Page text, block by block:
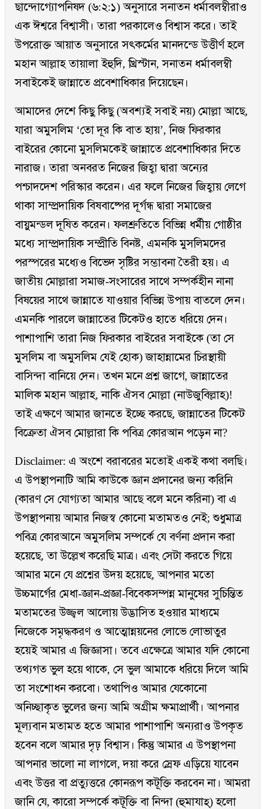
ছান্দোগ্যোপনিষদ (৬:২:১) অনুসারে সনাতন ধর্মাবলম্বীরাও
এক ঈশ্বরে বিশ্বাসী। তারা পরকালেও বিশ্বাস করে। তাই
উপরোক্ত আয়াত অনুসারে সৎকর্মের মানদন্ডে উত্তীর্ণ হলে
মহান আল্লাহ তায়ালা ইহুদি, খ্রিস্টান, সনাতন ধর্মাবলম্বী
সবাইকেই জান্নাতে প্রবেশাধিকার দিয়েছেন।
আমাদের দেশে কিছু কিছু (অবশ্যই সবাই নয়) মোল্লা আছে,
যারা অমুসলিম ‘তো দূর কি বাত হায়’, নিজ ফিরকার
বাইরের কোনো মুসলিমকেই জান্নাতে প্রবেশাধিকার দিতে
নারাজ। তারা অনবরত নিজের জিহ্বা দ্বারা অন্যের
পশ্চাদদেশ পরিস্কার করেন। এর ফলে নিজের জিহ্বায় লেগে
থাকা সাম্প্রদায়িক বিষবাষ্পের দূর্গন্ধ দ্বারা সমাজের
বায়ুমন্ডল দূষিত করেন। ফলশ্রুতিতে বিভিন্ন ধর্মীয় গোষ্ঠীর
মধ্যে সাম্প্রদায়িক সম্প্রীতি বিনষ্ট, এমনকি মুসলিমদের
পরস্পরের মধ্যেও বিভেদ সৃষ্টির সম্ভাবনা তৈরী হয়। এ
জাতীয় মোল্লারা সমাজ-সংসারের সাথে সম্পর্কহীন নানা
বিষয়ের সাথে জান্নাতে যাওয়ার বিভিন্ন উপায় বাতলে দেন।
এমনকি পারলে জান্নাতের টিকেটও হাতে ধরিয়ে দেন।
পাশাপাশি তারা নিজ ফিরকার বাইরের সবাইকে (তা সে
মুসলিম বা অমুসলিম যেই হোক) জাহান্নামের চিরস্থায়ী
বাসিন্দা বানিয়ে দেন। তখন মনে প্রশ্ন জাগে, জান্নাতের
মালিক মহান আল্লাহ, নাকি ঐসব মোল্লা (নাউজুবিল্লাহ)!
তাই এক্ষণে আমার জানতে ইচ্ছে করছে, জান্নাতের টিকেট
বিক্রেতা ঐসব মোল্লারা কি পবিত্র কোরআন পড়েন না?
Disclaimer: এ অংশে বরাবরের মতোই একই কথা বলছি।
এ উপস্থাপনাটি আমি কাউকে জ্ঞান প্রদানের জন্য করিনি
(কারণ সে যোগ্যতা আমার আছে বলে মনে করিনা) বা এ
উপস্থাপনায় আমার নিজস্ব কোনো মতামতও নেই; শুধুমাত্র
পবিত্র কোরআনে অমুসলিম সম্পর্কে যে বর্ণনা প্রদান করা
হয়েছে, তা উল্লেখ করেছি মাত্র। এবং সেটা করতে গিয়ে
আমার মনে যে প্রশ্নের উদয় হয়েছে, আপনার মতো
উচ্চমার্গের মেধা-জ্ঞান-প্রজ্ঞা-বিবেকসম্পন্ন মানুষের সুচিন্তিত
মতামতের উজ্জ্বল আলোয় উদ্ভাসিত হওয়ার মাধ্যমে
নিজেকে সমৃদ্ধকরণ ও আত্মোন্নয়নের লোভে লোভাতুর
হয়েই আমার এ জিজ্ঞাসা। তবে এক্ষেত্রে আমার যদি কোনো
তথ্যগত ভুল হয়ে থাকে, সে ভুল আমাকে ধরিয়ে দিলে আমি
তা সংশোধন করবো। তথাপিও আমার যেকোনো
অনিচ্ছাকৃত ভুলের জন্য আমি অগ্রীম ক্ষমাপ্রার্থী। আপনার
মূল্যবান মতামত হতে আমার পাশাপাশি অন্যরাও উপকৃত
হবেন বলে আমার দৃঢ় বিশ্বাস। কিন্তু আমার এ উপস্থাপনা
আপনার ভালো না লাগলে, দয়া করে স্রেফ এড়িয়ে যাবেন
এবং উত্তর বা প্রত্যুত্তরে কোনরূপ কটূক্তি করবেন না। আমরা
জানি যে, কারো সম্পর্কে কটূক্তি বা নিন্দা (হুমাযাহ্) হলো